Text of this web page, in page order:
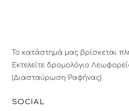
Το κατάστημά μας βρίσκεται
Εκτελείτε δρομολόγιο
(Διασταύρωση Ραφήνας)
SOCIAL